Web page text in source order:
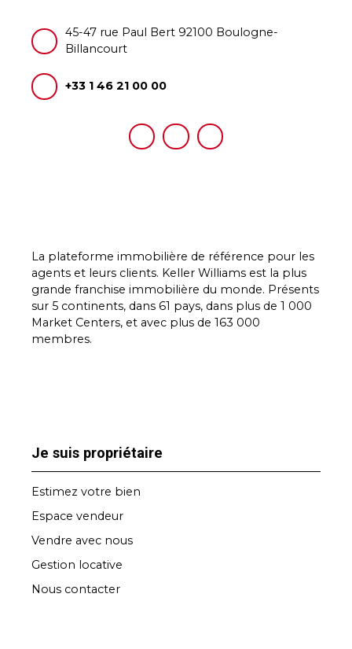
45-47 rue Paul Bert 92100 Boulogne-
Billancourt
+33 1 46 21 00 00
La plateforme immobilière de référence pour les
agents et leurs clients. Keller Williams est la plus
grande franchise immobilière du monde. Présents
sur 5 continents, dans 61 pays, dans plus de 1 000
Market Centers, et avec plus de 163 000
membres.
Je suis propriétaire
Estimez votre bien
Espace vendeur
Vendre avec nous
Gestion locative
Nous contacter